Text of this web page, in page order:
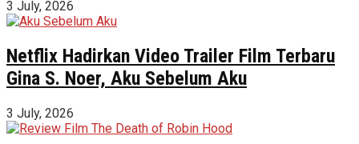
3 July, 2026
Netflix Hadirkan Video Trailer Film Terbaru
Gina S. Noer, Aku Sebelum Aku
3 July, 2026